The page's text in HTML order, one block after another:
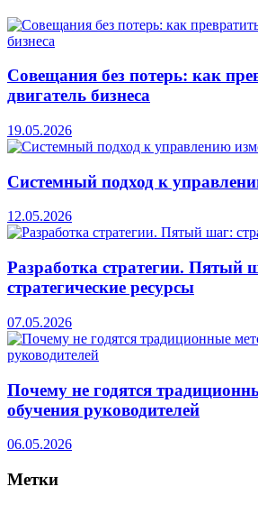
Совещания без потерь: как
двигатель бизнеса
19.05.2026
Системный подход к
12.05.2026
Разработка стратегии. Пятый
стратегические ресурсы
07.05.2026
Почему не годятся
обучения руководителей
06.05.2026
Метки